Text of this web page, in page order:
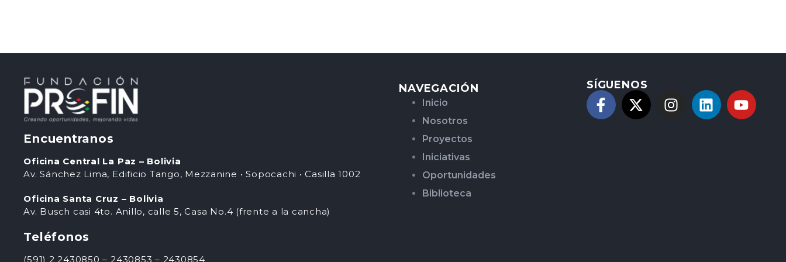
Encuentranos
Oficina Central La Paz – Bolivia
Av. Sánchez Lima, Edificio Tango, Mezzanine • Sopocachi • Casilla 1002
Oficina Santa Cruz – Bolivia
Av. Busch casi 4to. Anillo, calle 5, Casa No.4 (frente a la cancha)
Teléfonos
(591) 2 2430850 – 2430853 – 2430854
NAVEGACIÓN
Inicio
Nosotros
Proyectos
Iniciativas
Oportunidades
Biblioteca
SÍGUENOS